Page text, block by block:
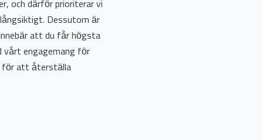
och därför prioriterar vi
långsiktigt. Dessutom är
att du får högsta
vårt engagemang för
för att återställa